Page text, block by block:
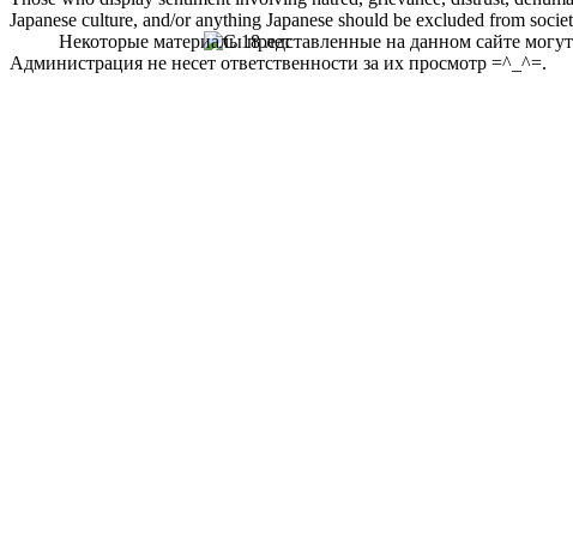
Japanese culture, and/or anything Japanese should be excluded from
Некоторые материалы представленные на данном сайте
Администрация не несет ответственности за их просмотр =^_^=.